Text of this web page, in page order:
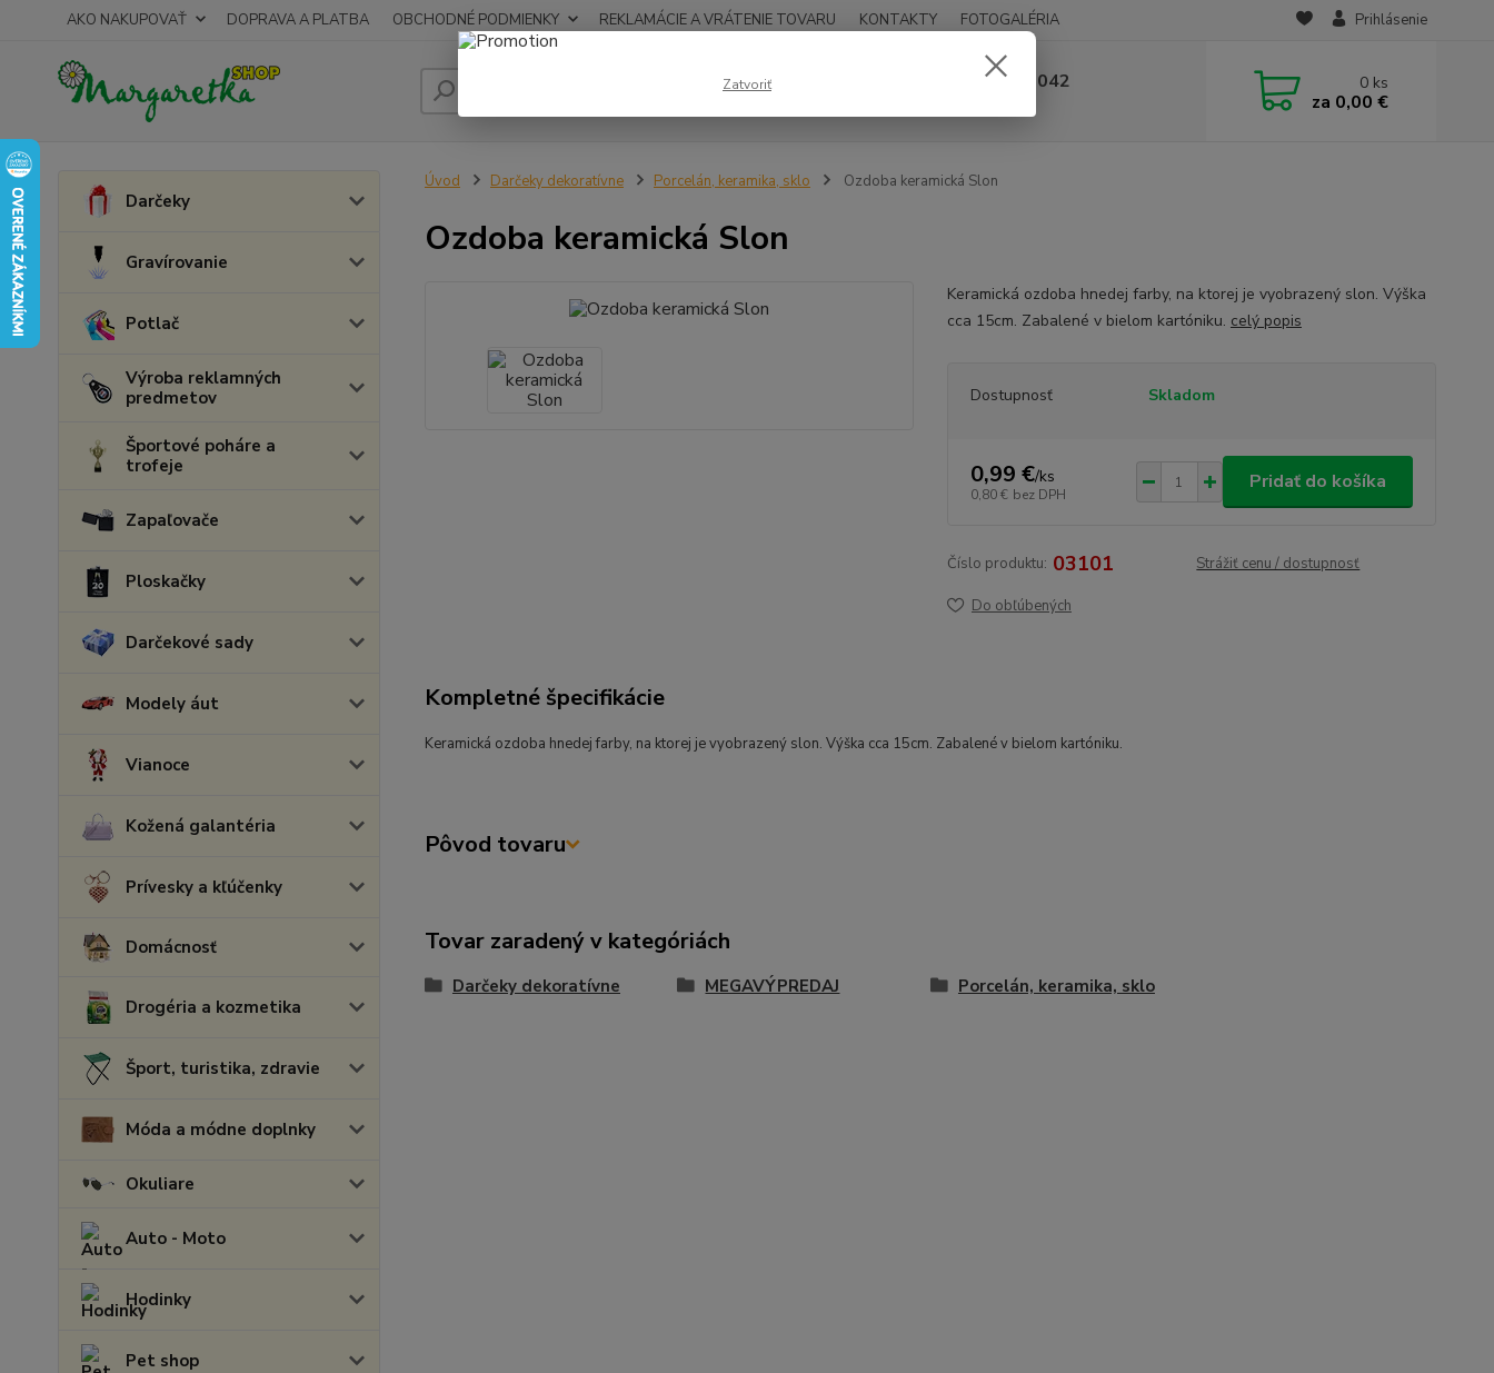
AKO NAKUPOVAŤ DOPRAVA A PLATBA OBCHODNÉ PODMIENKY REKLAMÁCIE A VRÁTENIE TOVARU KONTAKTY FOTOGALÉRIA Prihlásenie
Hľadať 0948 236 042 0 ks
za 0,00 €
Darčeky
Gravírovanie
Potlač
Výroba reklamných
predmetov
Športové poháre a
trofeje
Zapaľovače
Ploskačky
Darčekové sady
Modely áut
Vianoce
Kožená galantéria
Prívesky a kľúčenky
Domácnosť
Drogéria a kozmetika
Šport, turistika, zdravie
Móda a módne doplnky
Okuliare
Auto - Moto
Hodinky
Pet shop
Úvod Darčeky dekoratívne Porcelán, keramika, sklo Ozdoba keramická Slon
Ozdoba keramická Slon
Keramická ozdoba hnedej farby, na ktorej je vyobrazený slon. Výška
cca 15cm. Zabalené v bielom kartóniku. celý popis
Dostupnosť Skladom
0,99 €/ks
0,80 € bez DPH
Pridať do košíka
Číslo produktu: 03101 Strážiť cenu / dostupnosť
Do obľúbených
Kompletné špecifikácie
Keramická ozdoba hnedej farby, na ktorej je vyobrazený slon. Výška cca 15cm. Zabalené v bielom kartóniku.
Pôvod tovaru
Tovar zaradený v kategóriách
Darčeky dekoratívne MEGAVÝPREDAJ Porcelán, keramika, sklo
Zatvoriť